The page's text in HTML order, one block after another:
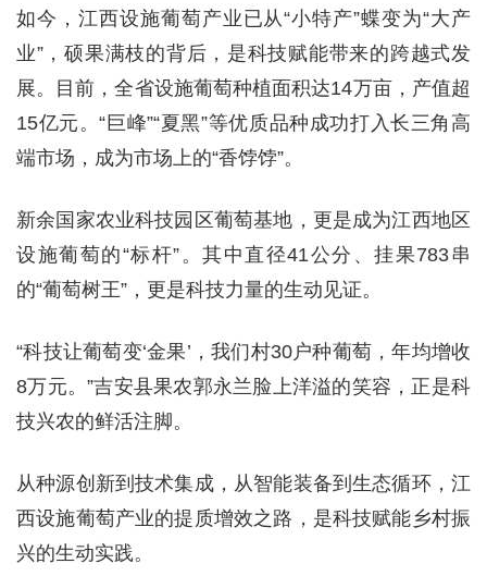
如今，江西设施葡萄产业已从“小特产”蝶变为“大产
业”，硕果满枝的背后，是科技赋能带来的跨越式发
展。目前，全省设施葡萄种植面积达14万亩，产值超
15亿元。“巨峰”“夏黑”等优质品种成功打入长三角高
端市场，成为市场上的“香饽饽”。
新余国家农业科技园区葡萄基地，更是成为江西地区
设施葡萄的“标杆”。其中直径41公分、挂果783串
的“葡萄树王”，更是科技力量的生动见证。
“科技让葡萄变‘金果’，我们村30户种葡萄，年均增收
8万元。”吉安县果农郭永兰脸上洋溢的笑容，正是科
技兴农的鲜活注脚。
从种源创新到技术集成，从智能装备到生态循环，江
西设施葡萄产业的提质增效之路，是科技赋能乡村振
兴的生动实践。